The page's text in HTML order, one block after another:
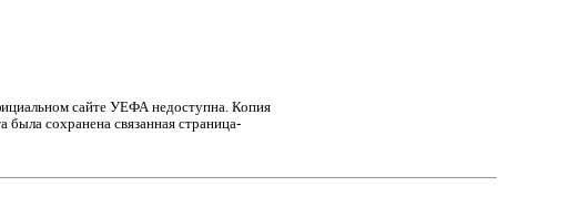
сайте УЕФА недоступна. Копия
сохранена связанная страница-